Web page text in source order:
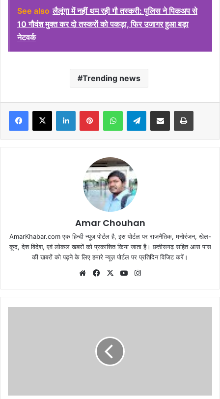
See also लैलूंगा में नहीं थम रही गौ तस्करी: पुलिस ने पिकअप से
10 गौवंश मुक्त कर दो तस्करों को पकड़ा, फिर उजागर हुआ बड़ा
नेटवर्क
Trending news
Facebook
X LinkedInPinterestWhatsAppTelegramShare via Email Print
Amar Chouhan
AmarKhabar.com एक हिन्दी न्यूज़ पोर्टल है, इस पोर्टल पर राजनैतिक, मनोरंजन, खेल-
कूद, देश विदेश, एवं लोकल खबरों को प्रकाशित किया जाता है। छत्तीसगढ़ सहित आस पास
की खबरों को पढ़ने के लिए हमारे न्यूज़ पोर्टल पर प्रतिदिन विजिट करें।
WebsiteFacebook
X YouTube